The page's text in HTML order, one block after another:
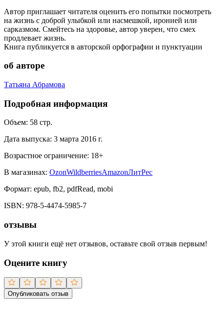
Автор приглашает читателя оценить его попытки посмотреть
на жизнь с доброй улыбкой или насмешкой, иронией или
сарказмом. Смейтесь на здоровье, автор уверен, что смех
продлевает жизнь.
Книга публикуется в авторской орфографии и пунктуации
об авторе
Татьяна Абрамова
Подробная информация
Объем: 58 стр.
Дата выпуска: 3 марта 2016 г.
Возрастное ограничение: 18+
В магазинах: OzonWildberriesAmazonЛитРес
Формат: epub, fb2, pdfRead, mobi
ISBN: 978-5-4474-5985-7
отзывы
У этой книги ещё нет отзывов, оставьте свой отзыв первым!
Оцените книгу
Опубликовать отзыв